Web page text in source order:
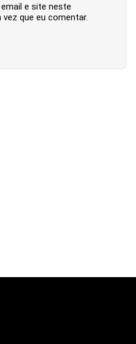
e site neste
que eu comentar.